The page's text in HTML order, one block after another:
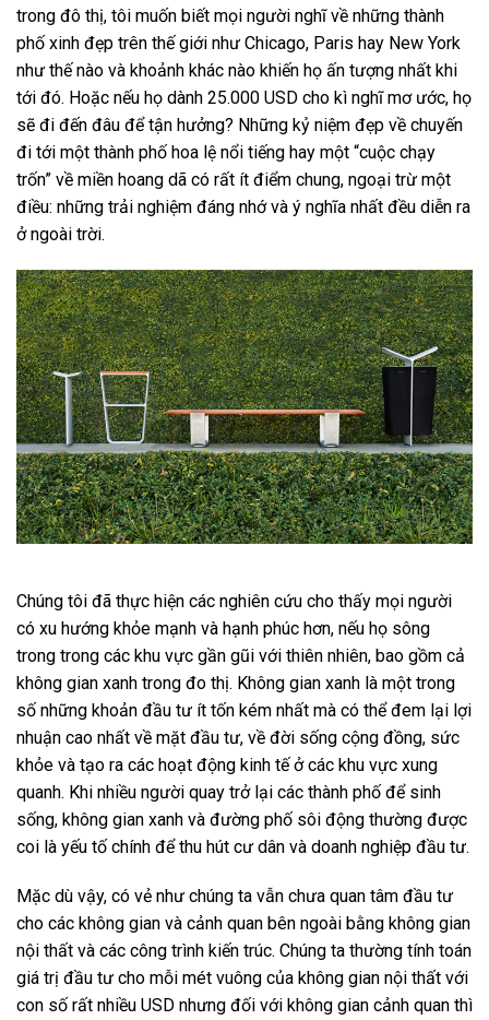
trong đô thị, tôi muốn biết mọi người nghĩ về những thành
phố xinh đẹp trên thế giới như Chicago, Paris hay New York
như thế nào và khoảnh khác nào khiến họ ấn tượng nhất khi
tới đó. Hoặc nếu họ dành 25.000 USD cho kì nghĩ mơ ước, họ
sẽ đi đến đâu để tận hưởng? Những kỷ niệm đẹp về chuyến
đi tới một thành phố hoa lệ nổi tiếng hay một “cuộc chạy
trốn” về miền hoang dã có rất ít điểm chung, ngoại trừ một
điều: những trải nghiệm đáng nhớ và ý nghĩa nhất đều diễn ra
ở ngoài trời.
Chúng tôi đã thực hiện các nghiên cứu cho thấy mọi người
có xu hướng khỏe mạnh và hạnh phúc hơn, nếu họ sông
trong trong các khu vực gần gũi với thiên nhiên, bao gồm cả
không gian xanh trong đo thị. Không gian xanh là một trong
số những khoản đầu tư ít tốn kém nhất mà có thể đem lại lợi
nhuận cao nhất về mặt đầu tư, về đời sống cộng đồng, sức
khỏe và tạo ra các hoạt động kinh tế ở các khu vực xung
quanh. Khi nhiều người quay trở lại các thành phố để sinh
sống, không gian xanh và đường phố sôi động thường được
coi là yếu tố chính để thu hút cư dân và doanh nghiệp đầu tư.
Mặc dù vậy, có vẻ như chúng ta vẫn chưa quan tâm đầu tư
cho các không gian và cảnh quan bên ngoài bằng không gian
nội thất và các công trình kiến trúc. Chúng ta thường tính toán
giá trị đầu tư cho mỗi mét vuông của không gian nội thất với
con số rất nhiều USD nhưng đối với không gian cảnh quan thì